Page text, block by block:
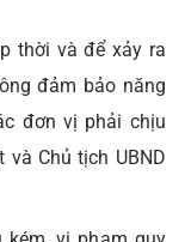
thời và để xảy ra
đảm bảo năng
đơn vị phải chịu
Chủ tịch UBND